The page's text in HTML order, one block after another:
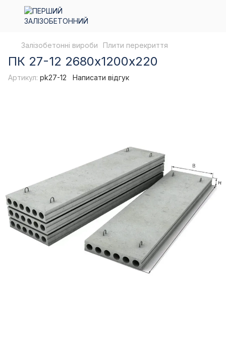
Залізобетонні вироби Плити перекриття
ПК 27-12 2680х1200х220
Артикул: pk27-12 Написати відгук